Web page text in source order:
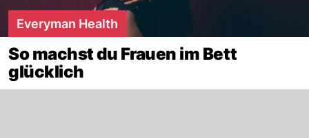
Everyman Health
So machst du Frauen im Bett
glücklich